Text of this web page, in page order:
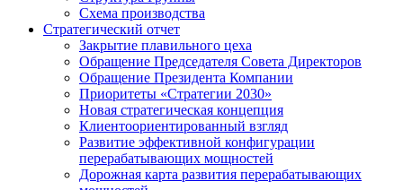
Схема производства
Стратегический отчет
Закрытие плавильного цеха
Обращение Председателя Совета Директоров
Обращение Президента Компании
Приоритеты «Стратегии 2030»
Новая стратегическая концепция
Клиентоориентированный взгляд
Развитие эффективной конфигурации
перерабатывающих мощностей
Дорожная карта развития перерабатывающих